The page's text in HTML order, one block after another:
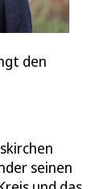
den
seinen